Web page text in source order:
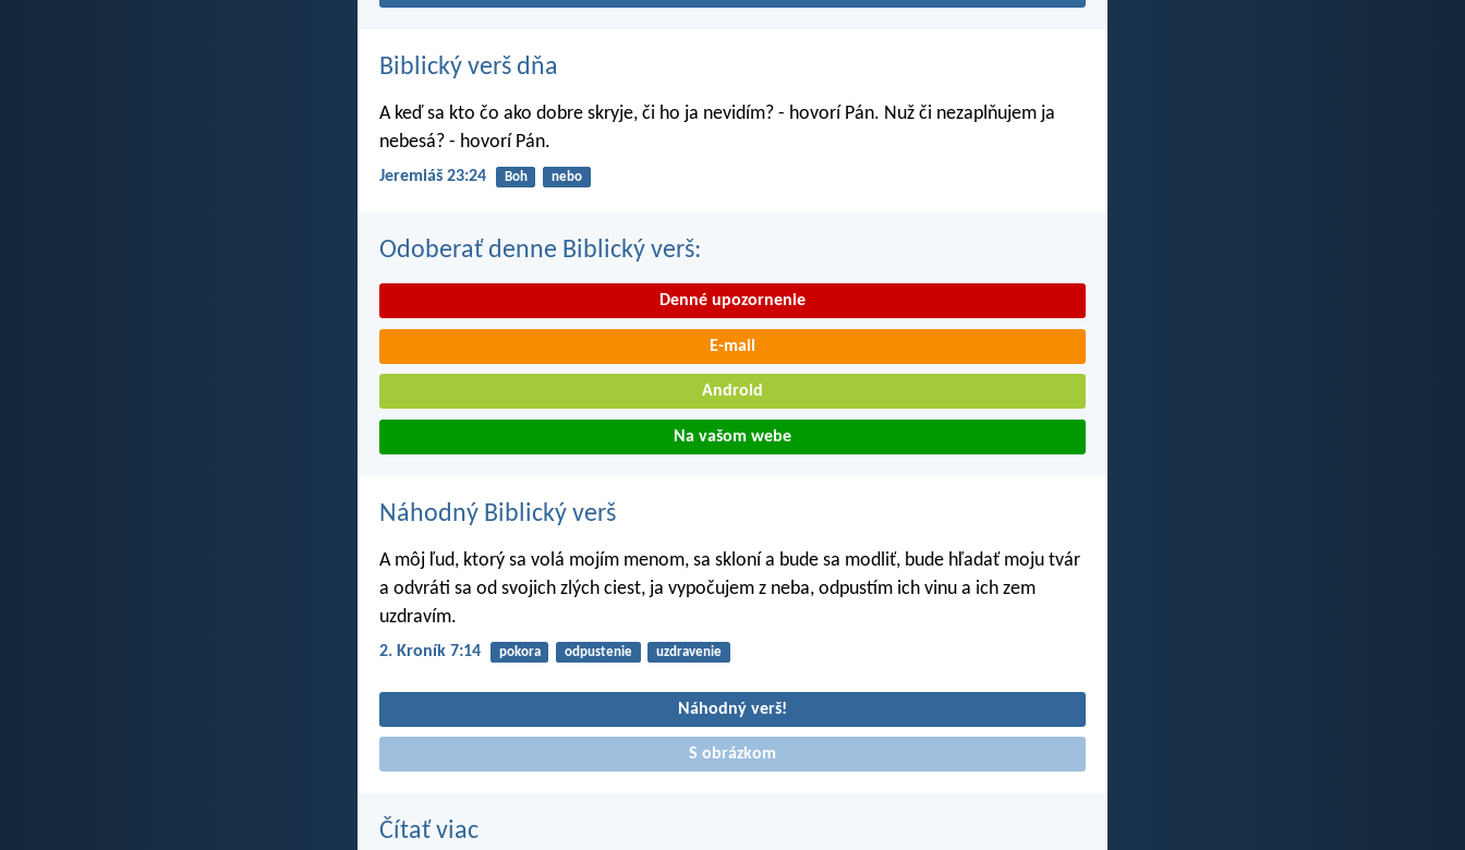
Biblický verš dňa
A keď sa kto čo ako dobre skryje, či ho ja nevidím? - hovorí Pán. Nuž či nezaplňujem ja
nebesá? - hovorí Pán.
Jeremiáš 23:24 Boh nebo
Odoberať denne Biblický verš:
Denné upozornenie
E-mail
Android
Na vašom webe
Náhodný Biblický verš
A môj ľud, ktorý sa volá mojím menom, sa skloní a bude sa modliť, bude hľadať moju tvár
a odvráti sa od svojich zlých ciest, ja vypočujem z neba, odpustím ich vinu a ich zem
uzdravím.
2. Kroník 7:14 pokora odpustenie uzdravenie
Náhodný verš!
S obrázkom
Čítať viac